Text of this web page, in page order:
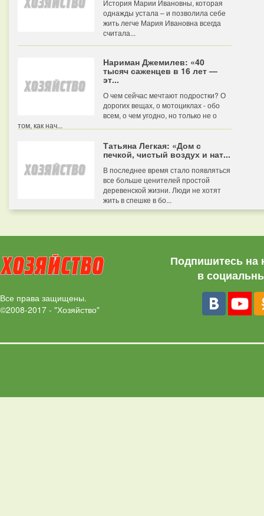
История Марии Ивановны, которая
однажды устала – и позволила себе
жить легче Мария Ивановна всегда
считала...
Нариман Джемилев: «40
тысяч саженцев в 16 лет —
эт...
О чем сейчас мечтают подростки? О
дорогих вещах, о мотоциклах - обо
всем, о чем угодно, но только не о
том, как нач...
Татьяна Легкая: «Дом с
печкой, чистый воздух и нат...
В последнее время стало появляться
все больше ценителей простой
деревенской жизни. Люди не хотят
жить в спешке в бо...
Все права защищены.
©2008-2017 - "Хозяйство"
Подпишитесь на
в